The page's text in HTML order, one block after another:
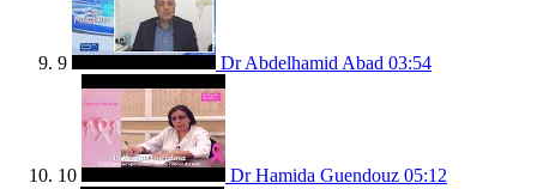
9 Dr Abdelhamid Abad 03:54
10 Dr Hamida Guendouz 05:12